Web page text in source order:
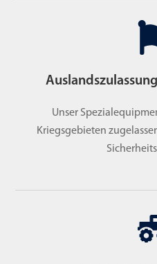
Unser
Kriegsgebieten